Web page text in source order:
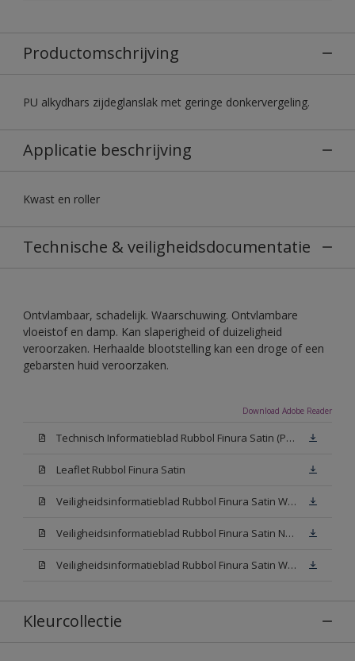
Productomschrijving
PU alkydhars zijdeglanslak met geringe donkervergeling.
Applicatie beschrijving
Kwast en roller
Technische & veiligheidsdocumentatie
Ontvlambaar, schadelijk. Waarschuwing. Ontvlambare
vloeistof en damp. Kan slaperigheid of duizeligheid
veroorzaken. Herhaalde blootstelling kan een droge of een
gebarsten huid veroorzaken.
Download Adobe Reader
Technisch Informatieblad Rubbol Finura Satin (PDF)
Leaflet Rubbol Finura Satin
Veiligheidsinformatieblad Rubbol Finura Satin W05 (MSDS)
Veiligheidsinformatieblad Rubbol Finura Satin N00 (MSDS)
Veiligheidsinformatieblad Rubbol Finura Satin White (MSDS)
Kleurcollectie